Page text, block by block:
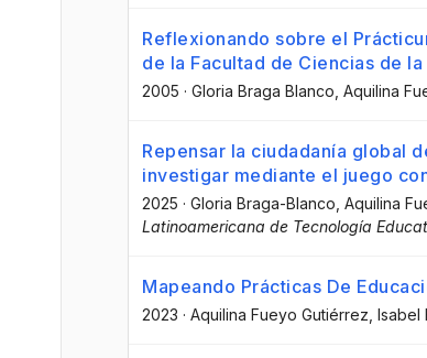
Reflexionando sobre el
de la Facultad de Ciencias de
2005 · Gloria Braga Blanco , Aquilina
Repensar la ciudadanía global
investigar mediante el juego
2025 · Gloria Braga-Blanco , Aquilina
Latinoamericana de Tecnología
Mapeando Prácticas De
2023 · Aquilina Fueyo Gutiérrez ,